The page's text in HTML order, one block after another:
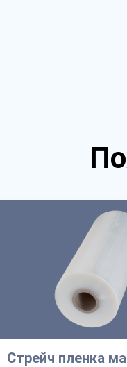
Стрейч пленка